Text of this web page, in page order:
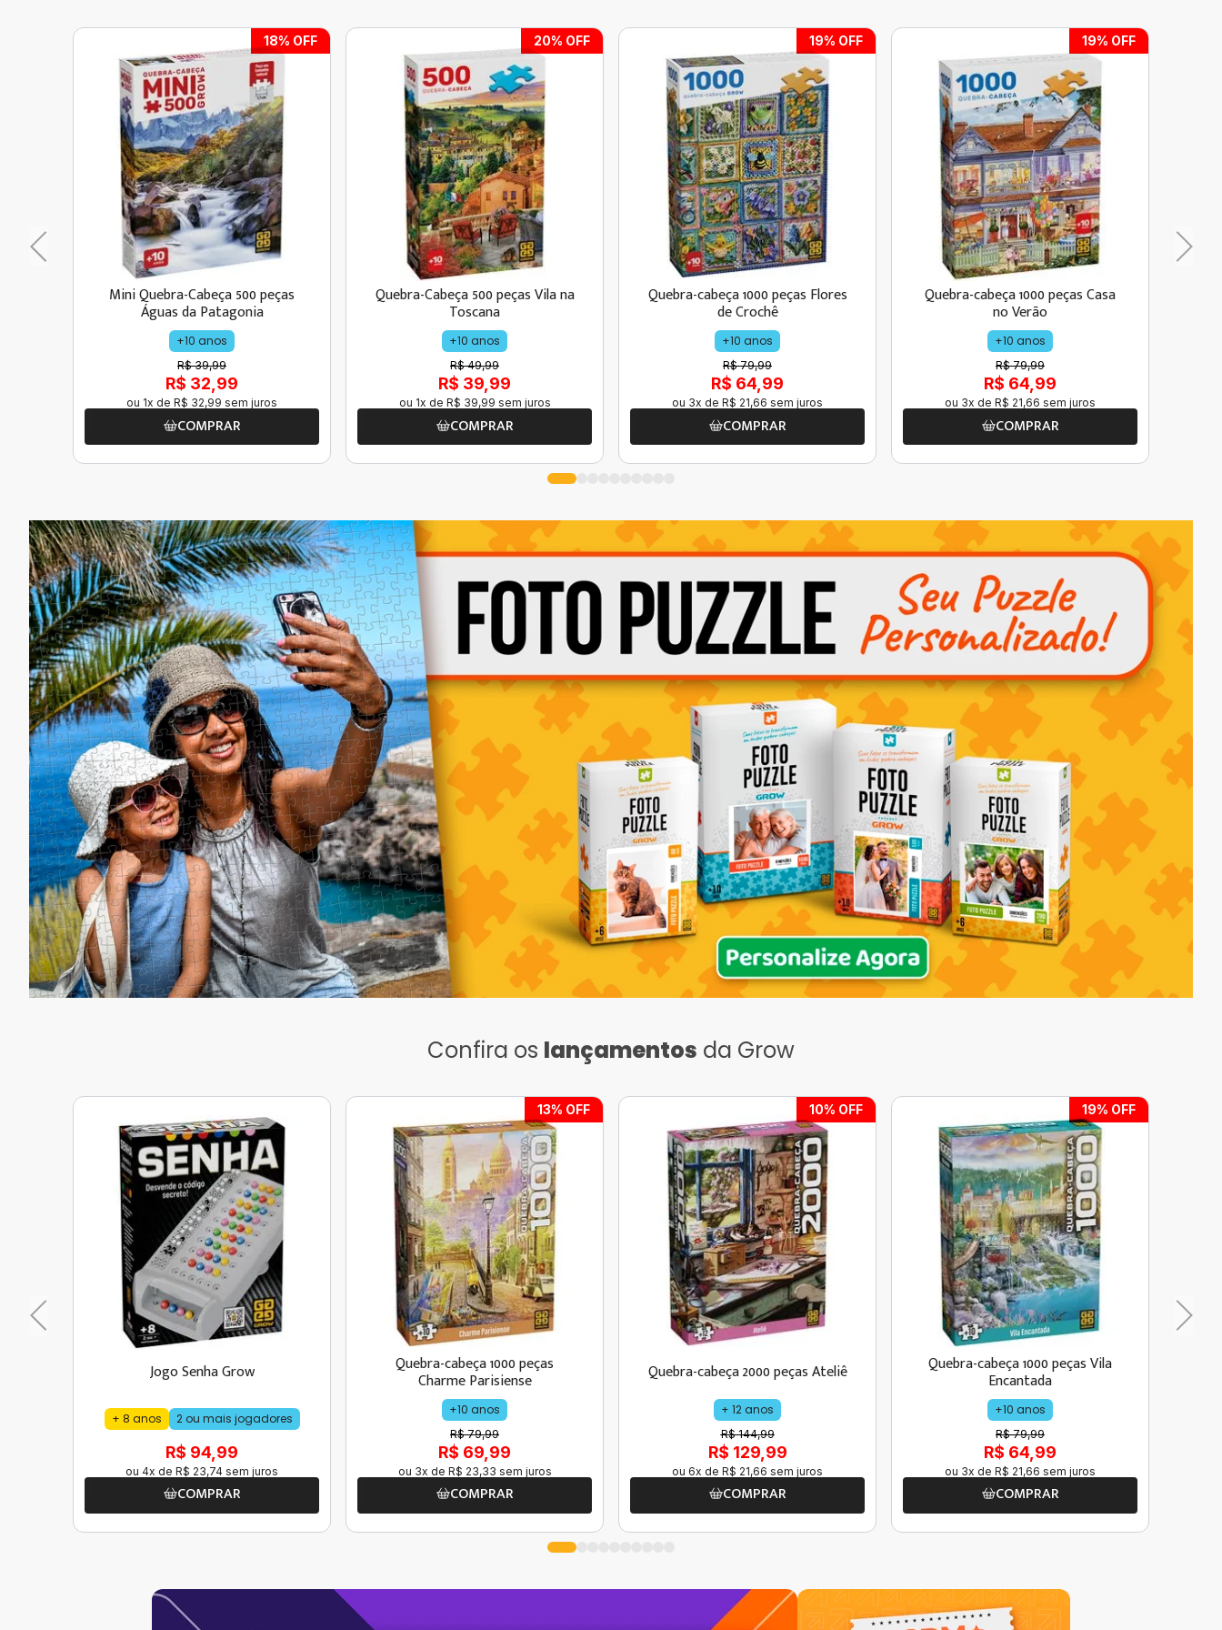
18% OFF
Mini Quebra-Cabeça 500 peças
Águas da Patagonia
+10 anos
R$ 39,99
R$ 32,99
ou 1x de R$ 32,99 sem juros
COMPRAR
20% OFF
Quebra-Cabeça 500 peças Vila na
Toscana
+10 anos
R$ 49,99
R$ 39,99
ou 1x de R$ 39,99 sem juros
COMPRAR
19% OFF
Quebra-cabeça 1000 peças Flores
de Crochê
+10 anos
R$ 79,99
R$ 64,99
ou 3x de R$ 21,66 sem juros
COMPRAR
19% OFF
Quebra-cabeça 1000 peças Casa
no Verão
+10 anos
R$ 79,99
R$ 64,99
ou 3x de R$ 21,66 sem juros
COMPRAR
Confira os lançamentos da Grow
Jogo Senha Grow
+ 8 anos 2 ou mais jogadores
R$ 94,99
ou 4x de R$ 23,74 sem juros
COMPRAR
13% OFF
Quebra-cabeça 1000 peças
Charme Parisiense
+10 anos
R$ 79,99
R$ 69,99
ou 3x de R$ 23,33 sem juros
COMPRAR
10% OFF
Quebra-cabeça 2000 peças Ateliê
+ 12 anos
R$ 144,99
R$ 129,99
ou 6x de R$ 21,66 sem juros
COMPRAR
19% OFF
Quebra-cabeça 1000 peças Vila
Encantada
+10 anos
R$ 79,99
R$ 64,99
ou 3x de R$ 21,66 sem juros
COMPRAR